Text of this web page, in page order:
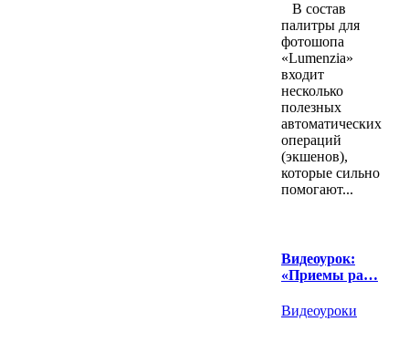
В состав
палитры для
фотошопа
«Lumenzia»
входит
несколько
полезных
автоматических
операций
(экшенов),
которые сильно
помогают...
Видеоурок:
«Приемы ра…
Видеоуроки